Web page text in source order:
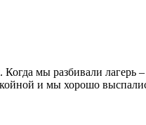
мы разбивали лагерь
и мы хорошо